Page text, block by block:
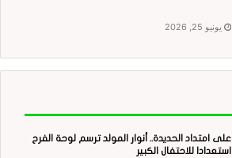
يونيو 25, 2026
على امتداد الحديدة.. أنوار المولد ترسم لوحة الفرح
استعدادا للاحتفال الكبير